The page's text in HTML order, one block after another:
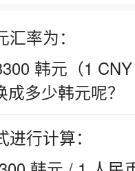
率为：
韩元（1
多少韩元呢？
行计算：